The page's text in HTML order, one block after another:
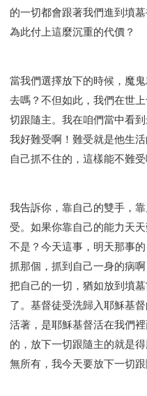
的一切都會跟著我們進到墳
為此付上這麼沉重的代價？
當我們選擇放下的時候，魔
去嗎？不但如此，我們在世
切跟隨主。我在咱們當中看
我好難受啊！難受就是他生
自己抓不住的，這樣能不難受
我告訴你，靠自己的雙手，
受。如果你靠自己的能力天
不是？今天這事，明天那事
抓那個，抓到自己一身的病
把自己的一切，猶如放到墳
了。基督徒受洗歸入耶穌基
活著，是耶穌基督活在我們
的，放下一切跟隨主的就是
無所有，我今天要放下一切跟